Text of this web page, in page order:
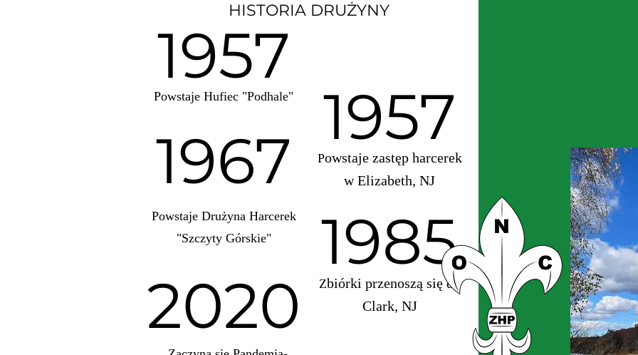
HISTORIA DRUŻYNY
1957
Powstaje zastęp harcerek
w Elizabeth, NJ
1985
Zbiórki przenoszą się do
Clark, NJ
1957
Powstaje Hufiec "Podhale"
1967
Powstaje Drużyna Harcerek
"Szczyty Górskie"
2020